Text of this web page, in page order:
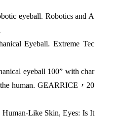
eyeball. Robotics and A
Eyeball. Extreme Tec
eyeball 100” with char
human. GEARRICE，20
Like Skin, Eyes: Is It